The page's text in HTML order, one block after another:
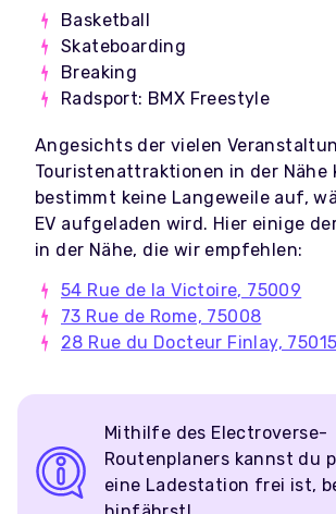
Basketball
Skateboarding
Breaking
Radsport: BMX Freestyle
Angesichts der vielen
Touristenattraktionen in der Nähe
bestimmt keine Langeweile auf,
EV aufgeladen wird. Hier einige
in der Nähe, die wir empfehlen:
54 Rue de la Victoire, 75009
73 Rue de Rome, 75008
28 Rue du Docteur Finlay, 75015
Mithilfe des Electroverse-
Routenplaners kannst du
eine Ladestation frei ist,